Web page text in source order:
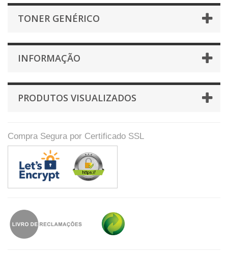
TONER GENÉRICO
INFORMAÇÃO
PRODUTOS VISUALIZADOS
Compra Segura por Certificado SSL